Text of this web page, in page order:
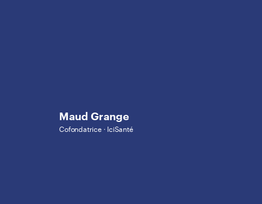
Maud Grange
Cofondatrice · IciSanté